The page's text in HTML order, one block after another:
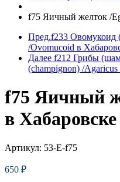
f75 Яичный желток /
Пред.f233 Овомукоид
/Ovomucoid в
Далее f212 Грибы
(champignon) /
f75 Яичный
в Хабаровске
Артикул: 53-E-f75
650 ₽